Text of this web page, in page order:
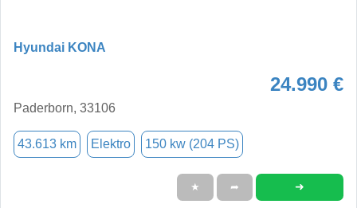
Hyundai KONA
24.990 €
Paderborn, 33106
43.613 km Elektro 150 kw (204 PS)
★ ➦ ➜